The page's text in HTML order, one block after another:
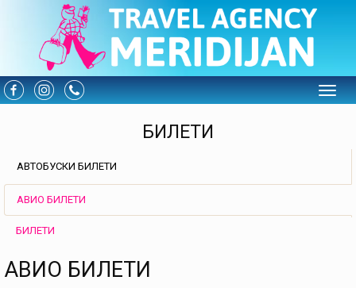
БИЛЕТИ
АВТОБУСКИ БИЛЕТИ
АВИО БИЛЕТИ
БИЛЕТИ
АВИО БИЛЕТИ